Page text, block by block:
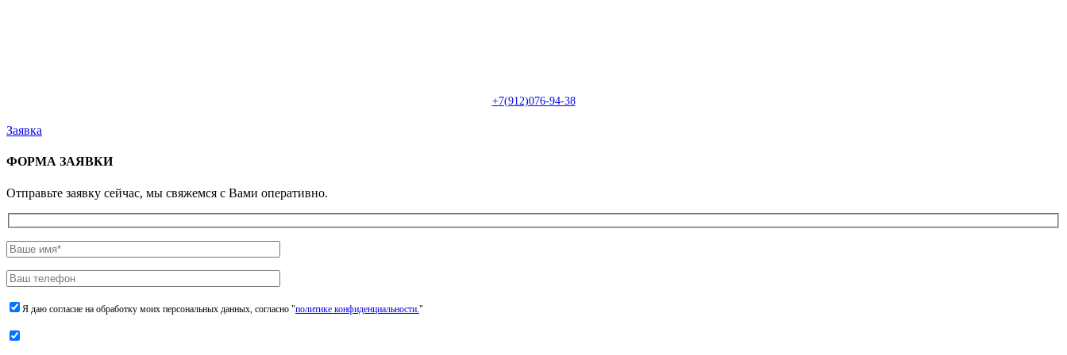
+7(912)076-94-38
Заявка
ФОРМА ЗАЯВКИ
Отправьте заявку сейчас, мы свяжемся с Вами оперативно.
Я даю согласие на обработку моих персональных данных, согласно "политике конфиденциальности."